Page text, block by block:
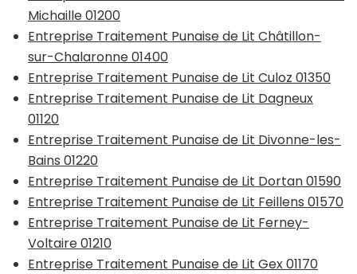
Michaille 01200
Entreprise Traitement Punaise de Lit Châtillon-
sur-Chalaronne 01400
Entreprise Traitement Punaise de Lit Culoz 01350
Entreprise Traitement Punaise de Lit Dagneux
01120
Entreprise Traitement Punaise de Lit Divonne-les-
Bains 01220
Entreprise Traitement Punaise de Lit Dortan 01590
Entreprise Traitement Punaise de Lit Feillens 01570
Entreprise Traitement Punaise de Lit Ferney-
Voltaire 01210
Entreprise Traitement Punaise de Lit Gex 01170